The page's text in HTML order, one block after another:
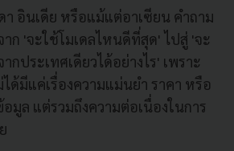
อินเดีย หรือแม้แต่อาเซียน คำถาม
าก 'จะใช้โมเดลไหนดีที่สุด' ไปสู่ 'จะ
กประเทศเดียวได้อย่างไร' เพราะ
ได้มีแค่เรื่องความแม่นยำ ราคา หรือ
มูล แต่รวมถึงความต่อเนื่องในการ